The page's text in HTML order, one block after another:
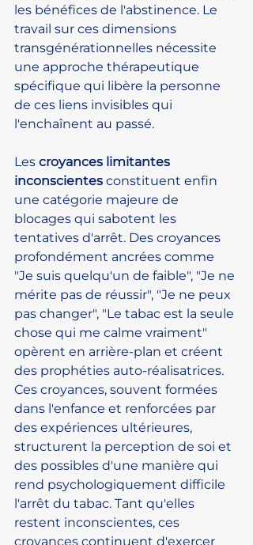
les bénéfices de l'abstinence. Le
travail sur ces dimensions
transgénérationnelles nécessite
une approche thérapeutique
spécifique qui libère la personne
de ces liens invisibles qui
l'enchaînent au passé.
Les croyances limitantes
inconscientes constituent enfin
une catégorie majeure de
blocages qui sabotent les
tentatives d'arrêt. Des croyances
profondément ancrées comme
"Je suis quelqu'un de faible", "Je ne
mérite pas de réussir", "Je ne peux
pas changer", "Le tabac est la seule
chose qui me calme vraiment"
opèrent en arrière-plan et créent
des prophéties auto-réalisatrices.
Ces croyances, souvent formées
dans l'enfance et renforcées par
des expériences ultérieures,
structurent la perception de soi et
des possibles d'une manière qui
rend psychologiquement difficile
l'arrêt du tabac. Tant qu'elles
restent inconscientes, ces
croyances continuent d'exercer